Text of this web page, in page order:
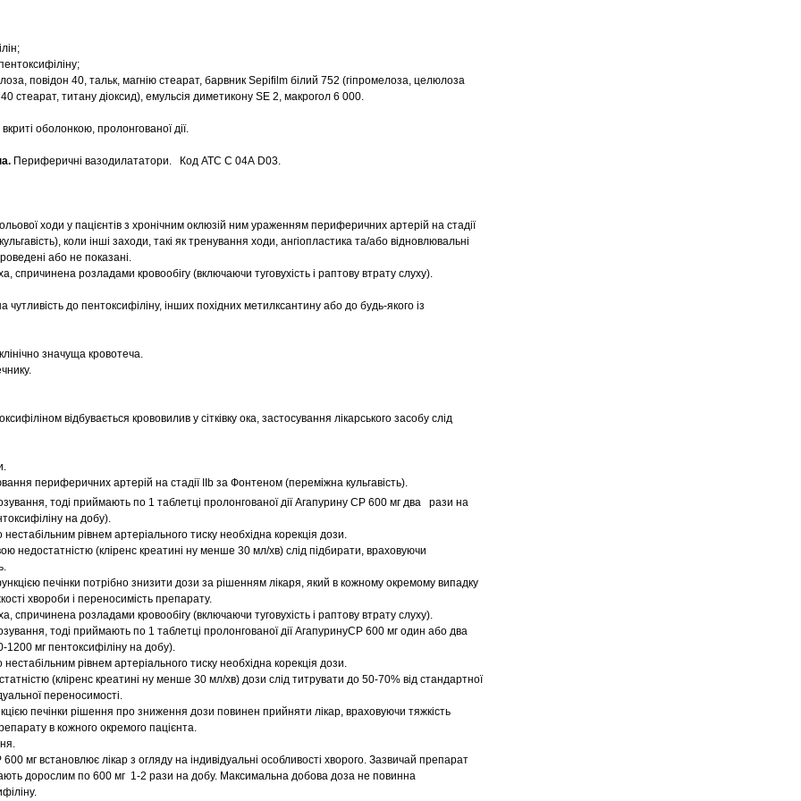
повідон 40, тальк, магнію стеарат, барвник Sepifilm білий 752 (гіпромелоза, целюлоза
40 стеарат, титану діоксид), емульсія диметикону SE 2, макрогол 6 000.
оболонкою, пролонгованої дії.
Периферичні вазодилататори. Код АТС С 04А D03.
ходи у пацієнтів з хронічним оклюзій ним ураженням периферичних артерій на стадії
коли інші заходи, такі як тренування ходи, ангіопластика та/або відновлювальні
або не показані.
спричинена розладами кровообігу (включаючи туговухість і раптову втрату слуху).
чутливість до пентоксифіліну, інших похідних метилксантину або до будь-якого із
значуща кровотеча.
відбувається крововилив у сітківку ока, застосування лікарського засобу слід
периферичних артерій на стадії IIb за Фонтеном (переміжна кульгавість).
тоді приймають по 1 таблетці пролонгованої дії Агапурину СР 600 мг два рази на
на добу).
рівнем артеріального тиску необхідна корекція дози.
недостатністю (кліренс креатині ну менше 30 мл/хв) слід підбирати, враховуючи
печінки потрібно знизити дози за рішенням лікаря, який в кожному окремому випадку
хвороби і переносимість препарату.
спричинена розладами кровообігу (включаючи туговухість і раптову втрату слуху).
тоді приймають по 1 таблетці пролонгованої дії АгапуринуСР 600 мг один або два
1200 мг пентоксифіліну на добу).
рівнем артеріального тиску необхідна корекція дози.
(кліренс креатині ну менше 30 мл/хв) дози слід титрувати до 50-70% від стандартної
переносимості.
печінки рішення про зниження дози повинен прийняти лікар, враховуючи тяжкість
в кожного окремого пацієнта.
мг встановлює лікар з огляду на індивідуальні особливості хворого. Зазвичай препарат
дорослим по 600 мг 1-2 рази на добу. Максимальна добова доза не повинна